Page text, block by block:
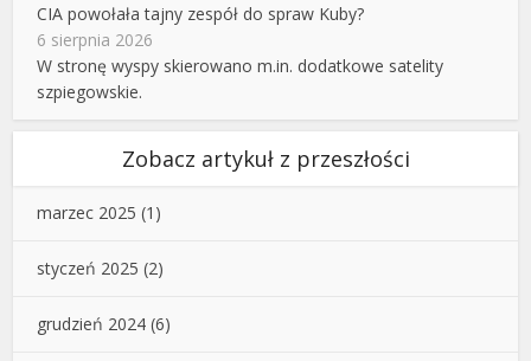
CIA powołała tajny zespół do spraw Kuby?
6 sierpnia 2026
W stronę wyspy skierowano m.in. dodatkowe satelity
szpiegowskie.
Zobacz artykuł z przeszłości
marzec 2025 (1)
styczeń 2025 (2)
grudzień 2024 (6)